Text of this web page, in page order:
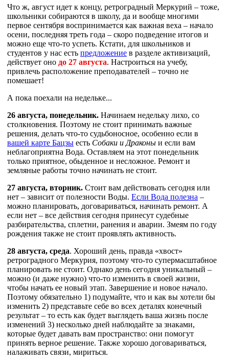
Что ж, август идет к концу, ретроградный Меркурий – тоже,
школьники собираются в школу, да и вообще многими
первое сентября воспринимается как важная веха – начало
осени, последняя треть года – скоро подведение итогов и
можно еще что-то успеть. Кстати, для школьников и
студентов у нас есть предложение в разделе активизаций,
действует оно до 27 августа. Настроиться на учебу,
привлечь расположение преподавателей – точно не
помешает!
А пока поехали на недельке...
26 августа, понедельник. Начинаем недельку лихо, со
столкновения. Поэтому не стоит принимать важные
решения, делать что-то судьбоносное, особенно если в
вашей карте Бацзы есть Собаки и Драконы и если вам
неблагоприятна Вода. Оставляем на этот понедельник
только приятное, обыденное и несложное. Ремонт и
земляные работы точно начинать не стоит.
27 августа, вторник. Стоит вам действовать сегодня или
нет – зависит от полезности Воды. Если Вода полезна –
можно планировать, договариваться, начинать ремонт. А
если нет – все действия сегодня принесут судебные
разбирательства, сплетни, ранения и аварии. Змеям по году
рождения также не стоит проявлять активность.
28 августа, среда. Хороший день, правда «хвост»
ретроградного Меркурия, поэтому что-то супермасштабное
планировать не стоит. Однако день сегодня уникальный –
можно (и даже нужно) что-то изменить в своей жизни,
чтобы начать ее новый этап. Завершение и новое начало.
Поэтому обязательно 1) подумайте, что и как вы хотели бы
изменить 2) представьте себе во всех деталях конечный
результат – то есть как будет выглядеть ваша жизнь после
изменений 3) несколько дней наблюдайте за знаками,
которые будет давать вам пространство: они помогут
принять верное решение. Также хорошо договариваться,
налаживать связи, мириться.